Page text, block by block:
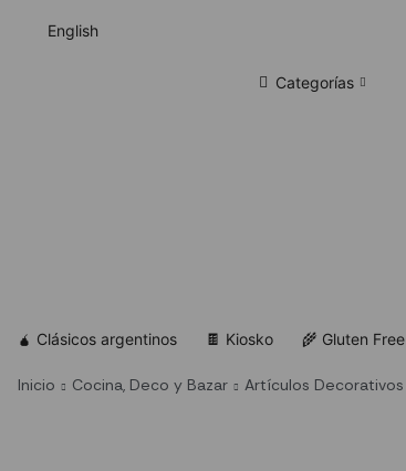
English
Categorías
🧉 Clásicos argentinos 🍫 Kiosko 🌾 Gluten Free
Inicio Cocina, Deco y Bazar Artículos Decorativos